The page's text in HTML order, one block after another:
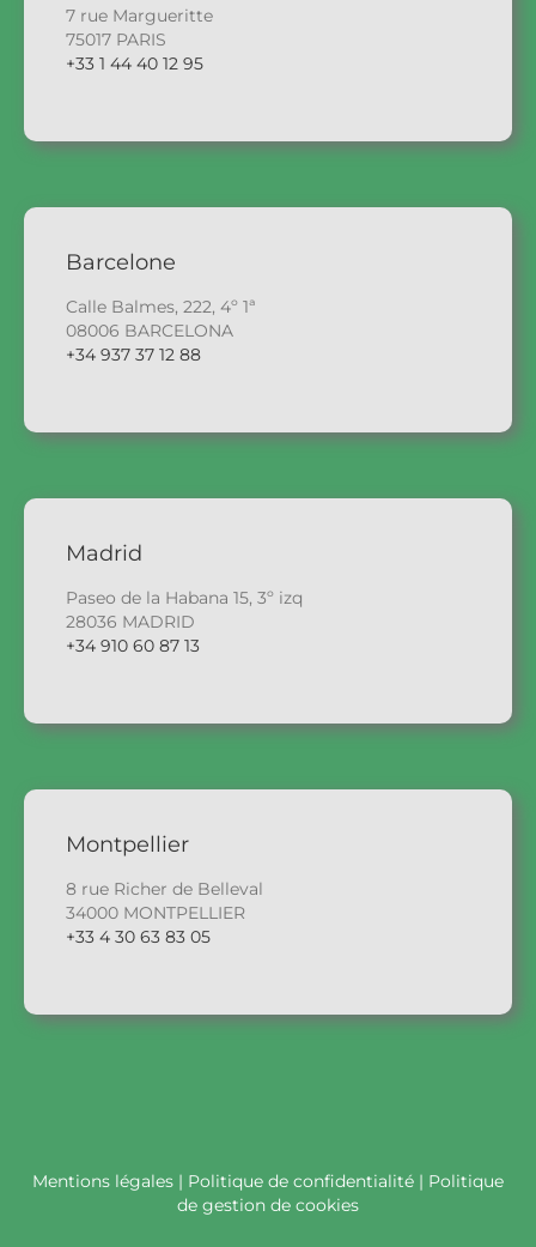
7 rue Margueritte
75017 PARIS
+33 1 44 40 12 95
Barcelone
Calle Balmes, 222, 4º 1ª
08006 BARCELONA
+34 937 37 12 88
Madrid
Paseo de la Habana 15, 3º izq
28036 MADRID
+34 910 60 87 13
Montpellier
8 rue Richer de Belleval
34000 MONTPELLIER
+33 4 30 63 83 05
Mentions légales | Politique de confidentialité | Politique
de gestion de cookies